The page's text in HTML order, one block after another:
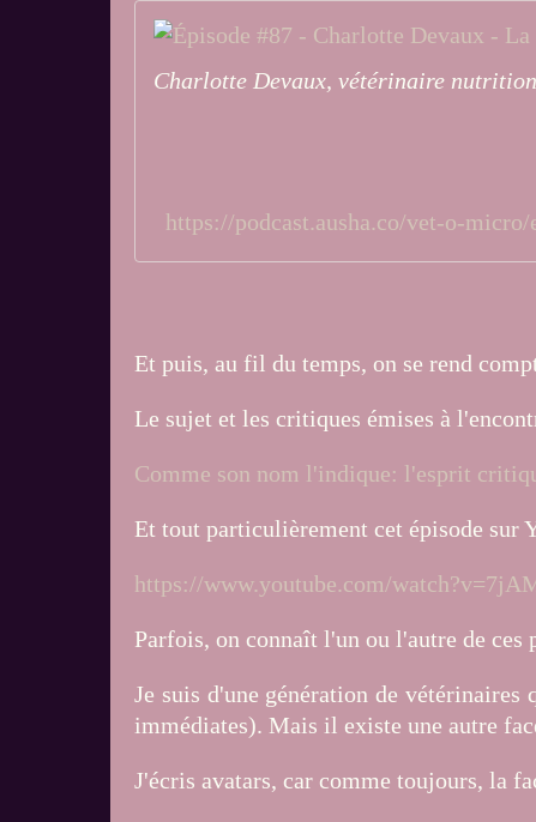
Charlotte Devaux, vétérinaire
https://podcast.ausha.co/vet-o-
Et puis, au fil du temps, on se rend
Le sujet et les critiques émises à
Comme son nom l'indique: l'esprit
Et tout particulièrement cet épisode sur
https://www.youtube.com/
Parfois, on connaît l'un ou l'autre de ces
Je suis d'une génération de
immédiates). Mais il existe une autre
J'écris avatars, car comme toujours, la